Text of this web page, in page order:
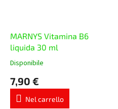
MARNYS Vitamina B6
liquida 30 ml
La
media
del
prodotto
Disponibile
7,90 €
Nel carrello